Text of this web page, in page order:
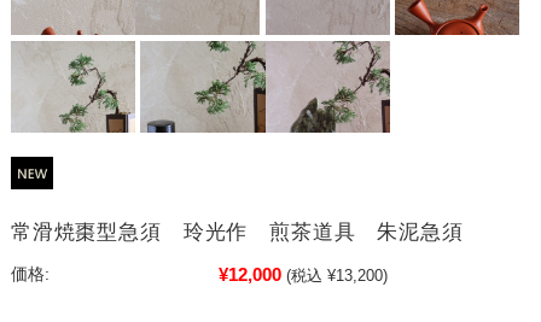
常滑焼棗型急須 玲光作 煎茶道具 朱泥急須
価格: ¥12,000 (税込 ¥13,200)